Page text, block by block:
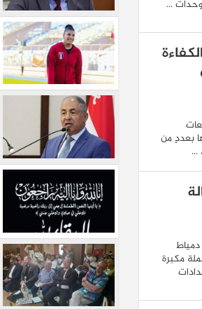
بعددٍ من
...
مكبرة